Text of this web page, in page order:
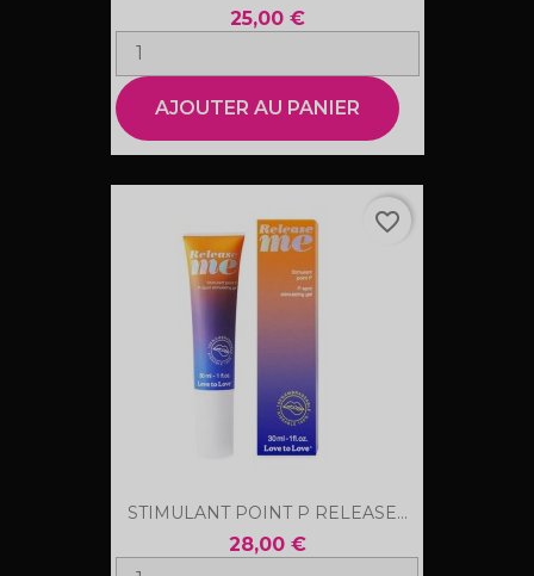
25,00 €
AJOUTER AU PANIER
STIMULANT POINT P RELEASE...
28,00 €
favorite_border